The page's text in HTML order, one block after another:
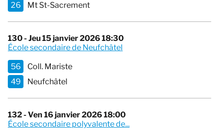
26
Mt St-Sacrement
130 - Jeu 15 janvier 2026 18:30
École secondaire de Neufchâtel
56
Coll. Mariste
49
Neufchâtel
132 - Ven 16 janvier 2026 18:00
École secondaire polyvalente de...